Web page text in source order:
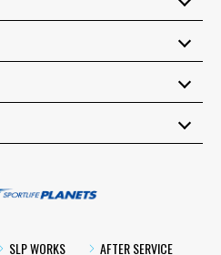
SLP WORKS AFTER SERVICE